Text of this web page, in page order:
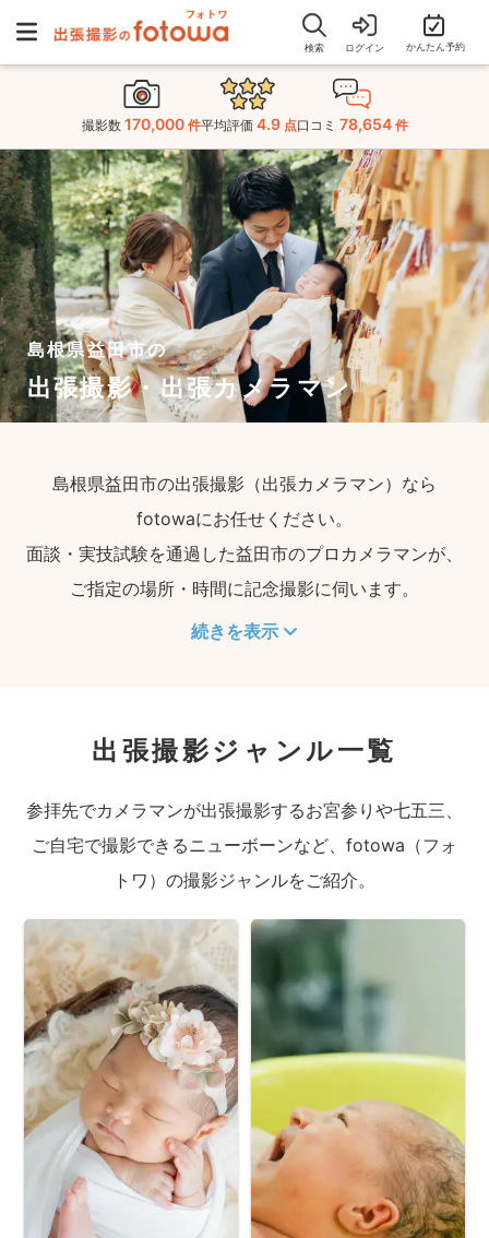
検索 ログイン かんたん予約
撮影数 170,000 件平均評価 4.9 点口コミ 78,654 件
島根県益田市の
出張撮影・出張カメラマン
島根県益田市の出張撮影（出張カメラマン）なら
fotowaにお任せください。
面談・実技試験を通過した益田市のプロカメラマンが、
ご指定の場所・時間に記念撮影に伺います。
続きを表示
出張撮影ジャンル一覧
参拝先でカメラマンが出張撮影するお宮参りや七五三、
ご自宅で撮影できるニューボーンなど、fotowa（フォ
トワ）の撮影ジャンルをご紹介。